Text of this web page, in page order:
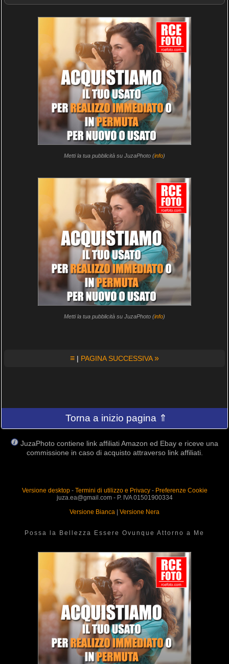
Metti la tua pubblicità su JuzaPhoto (info)
Metti la tua pubblicità su JuzaPhoto (info)
≡ | PAGINA SUCCESSIVA»
Torna a inizio pagina ⇑
JuzaPhoto contiene link affiliati Amazon ed Ebay e riceve una
commissione in caso di acquisto attraverso link affiliati.
Versione desktop- Termini di utilizzo e Privacy- Preferenze Cookie
juza.ea@gmail.com - P. IVA 01501900334
Versione Bianca
Versione Nera
Possa la Bellezza Essere Ovunque Attorno a Me